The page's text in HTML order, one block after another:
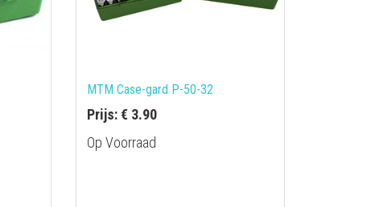
MTM Case-gard P-50-32
Prijs: € 3.90
Op Voorraad